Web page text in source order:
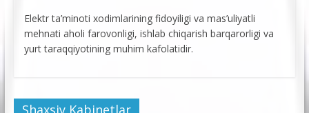
Elektr ta’minoti xodimlarining fidoyiligi va mas’uliyatli
mehnati aholi farovonligi, ishlab chiqarish barqarorligi va
yurt taraqqiyotining muhim kafolatidir.
Shaxsiy Kabinetlar